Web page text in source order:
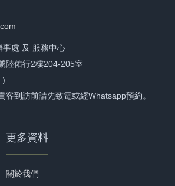
事處 及 服務中心
陸佑行2樓204-205室
)
客到訪前請先致電或經Whatsapp預約。
更多資料
關於我們